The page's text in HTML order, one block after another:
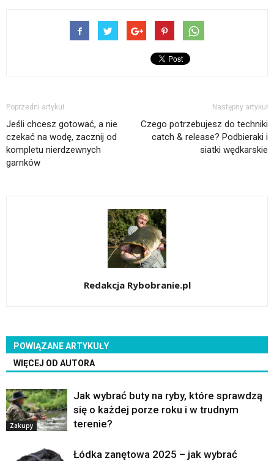
Poprzedni artykuł
Jeśli chcesz gotować, a nie
czekać na wodę, zacznij od
kompletu nierdzewnych
garnków
Następny artykuł
Czego potrzebujesz do techniki
catch & release? Podbieraki i
siatki wędkarskie
Redakcja Rybobranie.pl
POWIĄZANE ARTYKUŁY
WIĘCEJ OD AUTORA
Zakupy
Jak wybrać buty na ryby, które sprawdzą
się o każdej porze roku i w trudnym
terenie?
Łódka zanętowa 2025 – jak wybrać